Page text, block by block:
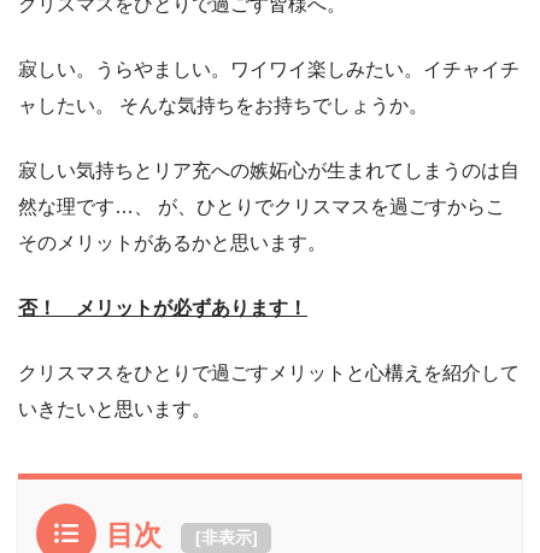
クリスマスをひとりで過ごす皆様へ。
寂しい。うらやましい。ワイワイ楽しみたい。イチャイチ
ャしたい。 そんな気持ちをお持ちでしょうか。
寂しい気持ちとリア充への嫉妬心が生まれてしまうのは自
然な理です…、 が、ひとりでクリスマスを過ごすからこ
そのメリットがあるかと思います。
否！ メリットが必ずあります！
クリスマスをひとりで過ごすメリットと心構えを紹介して
いきたいと思います。
目次 [非表示]